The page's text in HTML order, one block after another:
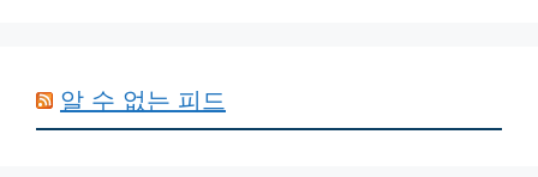
알 수 없는 피드